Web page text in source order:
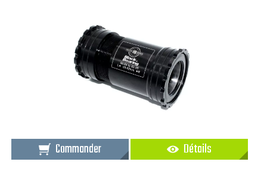
Commander Détails